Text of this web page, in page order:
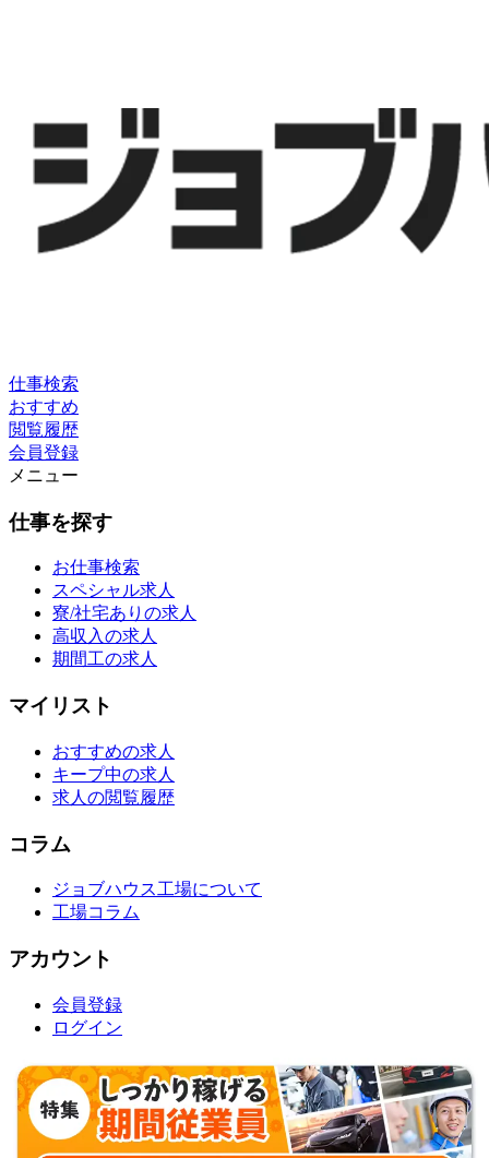
仕事検索
おすすめ
閲覧履歴
会員登録
メニュー
仕事を探す
お仕事検索
スペシャル求人
寮/社宅ありの求人
高収入の求人
期間工の求人
マイリスト
おすすめの求人
キープ中の求人
求人の閲覧履歴
コラム
ジョブハウス工場について
工場コラム
アカウント
会員登録
ログイン